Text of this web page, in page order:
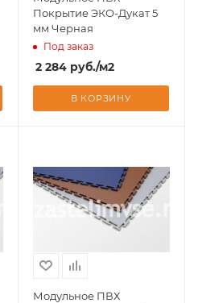
Покрытие ЭКО-Дукат 5
мм Черная
Под заказ
2 284руб./м2
В КОРЗИНУ
Модульное ПВХ